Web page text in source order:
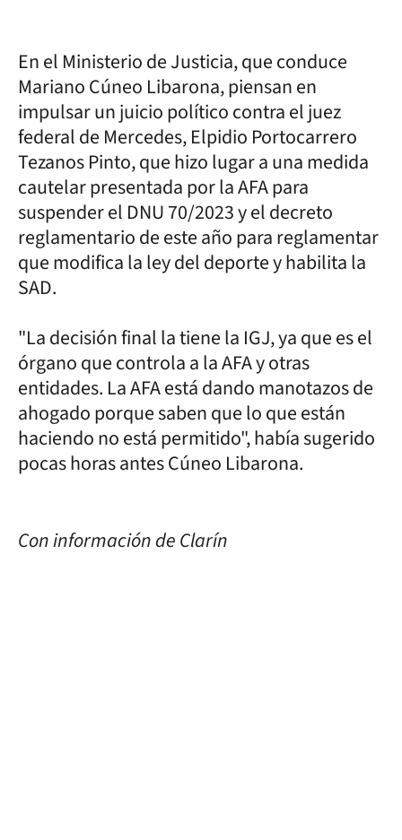
En el Ministerio de Justicia, que conduce
Mariano Cúneo Libarona, piensan en
impulsar un juicio político contra el juez
federal de Mercedes, Elpidio Portocarrero
Tezanos Pinto, que hizo lugar a una medida
cautelar presentada por la AFA para
suspender el DNU 70/2023 y el decreto
reglamentario de este año para reglamentar
que modifica la ley del deporte y habilita la
SAD.
"La decisión final la tiene la IGJ, ya que es el
órgano que controla a la AFA y otras
entidades. La AFA está dando manotazos de
ahogado porque saben que lo que están
haciendo no está permitido", había sugerido
pocas horas antes Cúneo Libarona.
Con información de Clarín